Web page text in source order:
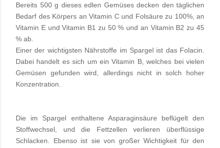
Bereits 500 g dieses edlen Gemüses decken den täglichen
Bedarf des Körpers an Vitamin C und Folsäure zu 100%, an
Vitamin E und Vitamin B1 zu 50 % und an Vitamin B2 zu 45
% ab.
Einer der wichtigsten Nährstoffe im Spargel ist das Folacin.
Dabei handelt es sich um ein Vitamin B, welches bei vielen
Gemüsen gefunden wird, allerdings nicht in solch hoher
Konzentration.
Die im Spargel enthaltene Asparaginsäure beflügelt den
Stoffwechsel, und die Fettzellen verlieren überflüssige
Schlacken. Ebenso ist sie von großer Wichtigkeit für den